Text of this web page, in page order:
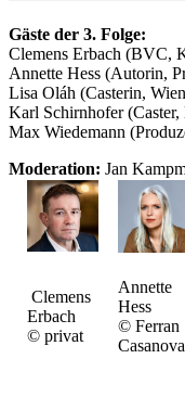
Gäste der 3. Folge:
Clemens Erbach (BVC,
Annette Hess (Autorin,
Lisa Oláh (Casterin,
Karl Schirnhofer
Max Wiedemann
Moderation: Jan
Clemens
Erbach
© privat
Annette
Hess
© Ferran
Casanova